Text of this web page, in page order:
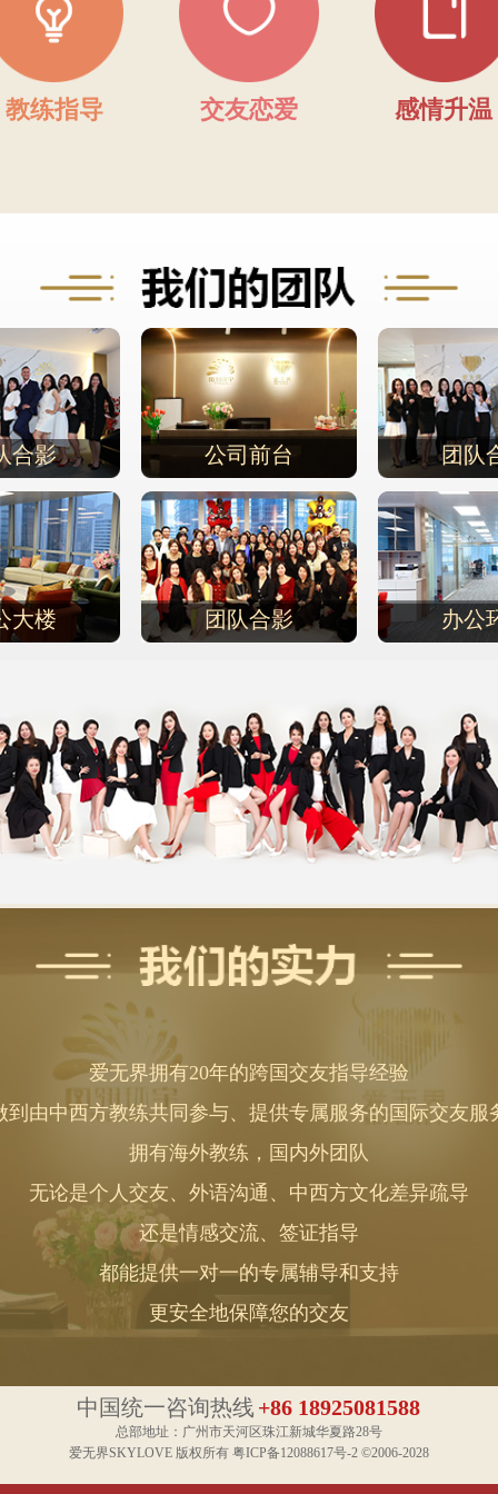
教练指导 交友恋爱 感情升温
合影 公司前台 团队
大楼 团队合影 办公
爱无界拥有20年的跨国交友指导经验
到由中西方教练共同参与、提供专属服务的国际交友服
拥有海外教练，国内外团队
无论是个人交友、外语沟通、中西方文化差异疏导
还是情感交流、签证指导
都能提供一对一的专属辅导和支持
更安全地保障您的交友
中国统一咨询热线 +86 18925081588
总部地址：广州市天河区珠江新城华夏路28号
爱无界SKYLOVE 版权所有 粤ICP备12088617号-2 ©2006-2028